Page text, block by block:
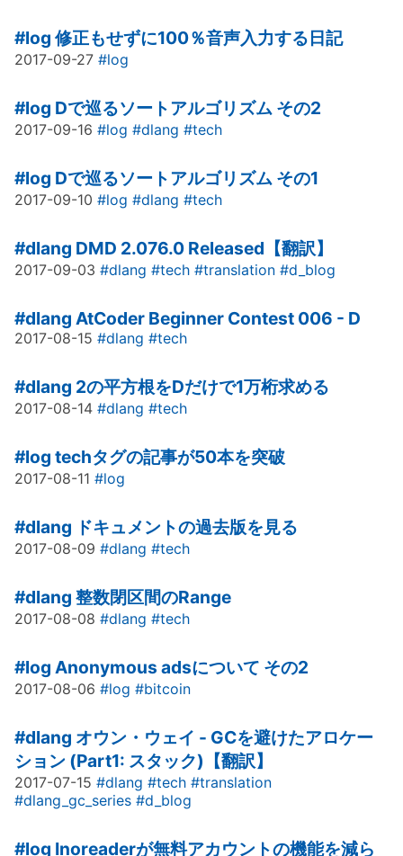
#log 修正もせずに100％音声入力する日記
2017-09-27 #log
#log Dで巡るソートアルゴリズム その2
2017-09-16 #log #dlang #tech
#log Dで巡るソートアルゴリズム その1
2017-09-10 #log #dlang #tech
#dlang DMD 2.076.0 Released【翻訳】
2017-09-03 #dlang #tech #translation #d_blog
#dlang AtCoder Beginner Contest 006 - D
2017-08-15 #dlang #tech
#dlang 2の平方根をDだけで1万桁求める
2017-08-14 #dlang #tech
#log techタグの記事が50本を突破
2017-08-11 #log
#dlang ドキュメントの過去版を見る
2017-08-09 #dlang #tech
#dlang 整数閉区間のRange
2017-08-08 #dlang #tech
#log Anonymous adsについて その2
2017-08-06 #log #bitcoin
#dlang オウン・ウェイ - GCを避けたアロケー
ション (Part1: スタック)【翻訳】
2017-07-15 #dlang #tech #translation
#dlang_gc_series #d_blog
#log Inoreaderが無料アカウントの機能を減ら